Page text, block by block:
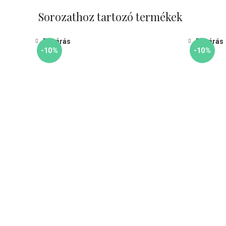
Sorozathoz tartozó termékek
-10%
Bezárás
-10%
Bezárás